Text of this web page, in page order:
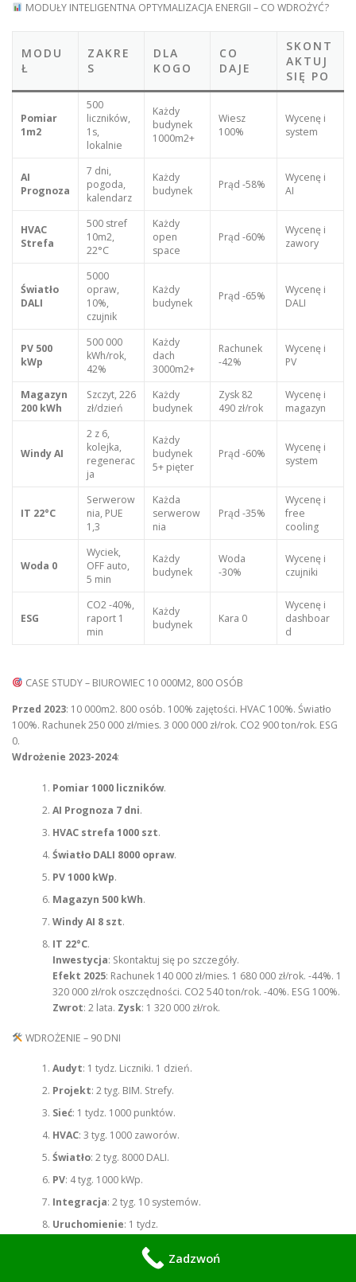
MODUŁY INTELIGENTNA OPTYMALIZACJA ENERGII – CO WDROŻYĆ?
MODU
Ł
ZAKRE
S
DLA
KOGO
CO
DAJE
SKONT
AKTUJ
SIĘ PO
Pomiar
1m2
500
liczników,
1s,
lokalnie
Każdy
budynek
1000m2+
Wiesz
100%
Wycenę i
system
AI
Prognoza
7 dni,
pogoda,
kalendarz
Każdy
budynek
Prąd -58%
Wycenę i
AI
HVAC
Strefa
500 stref
10m2,
22°C
Każdy
open
space
Prąd -60%
Wycenę i
zawory
Światło
DALI
5000
opraw,
10%,
czujnik
Każdy
budynek
Prąd -65%
Wycenę i
DALI
PV 500
kWp
500 000
kWh/rok,
42%
Każdy
dach
3000m2+
Rachunek
-42%
Wycenę i
PV
Magazyn
200 kWh
Szczyt, 226
zł/dzień
Każdy
budynek
Zysk 82
490 zł/rok
Wycenę i
magazyn
Windy AI
2 z 6,
kolejka,
regenerac
ja
Każdy
budynek
5+ pięter
Prąd -60%
Wycenę i
system
IT 22°C
Serwerow
nia, PUE
1,3
Każda
serwerow
nia
Prąd -35%
Wycenę i
free
cooling
Woda 0
Wyciek,
OFF auto,
5 min
Każdy
budynek
Woda
-30%
Wycenę i
czujniki
ESG
CO2 -40%,
raport 1
min
Każdy
budynek
Kara 0
Wycenę i
dashboar
d
CASE STUDY – BIUROWIEC 10 000M2, 800 OSÓB
Przed 2023: 10 000m2. 800 osób. 100% zajętości. HVAC 100%. Światło
100%. Rachunek 250 000 zł/mies. 3 000 000 zł/rok. CO2 900 ton/rok. ESG
0.
Wdrożenie 2023-2024:
Pomiar 1000 liczników.
AI Prognoza 7 dni.
HVAC strefa 1000 szt.
Światło DALI 8000 opraw.
PV 1000 kWp.
Magazyn 500 kWh.
Windy AI 8 szt.
IT 22°C.
Inwestycja: Skontaktuj się po szczegóły.
Efekt 2025: Rachunek 140 000 zł/mies. 1 680 000 zł/rok. -44%. 1
320 000 zł/rok oszczędności. CO2 540 ton/rok. -40%. ESG 100%.
Zwrot: 2 lata. Zysk: 1 320 000 zł/rok.
WDROŻENIE – 90 DNI
Audyt: 1 tydz. Liczniki. 1 dzień.
Projekt: 2 tyg. BIM. Strefy.
Sieć: 1 tydz. 1000 punktów.
HVAC: 3 tyg. 1000 zaworów.
Światło: 2 tyg. 8000 DALI.
PV: 4 tyg. 1000 kWp.
Integracja: 2 tyg. 10 systemów.
Uruchomienie: 1 tydz.
: 30 dni. AI uczy się.
Zadzwoń